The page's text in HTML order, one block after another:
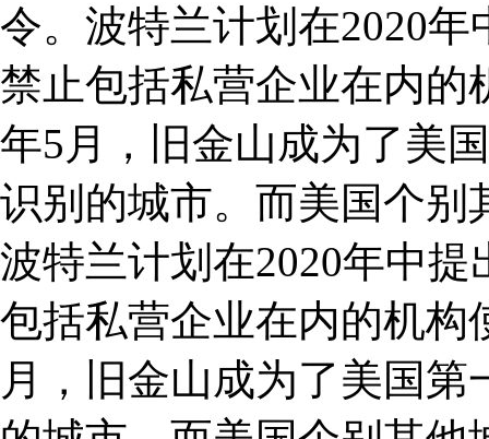
令。波特兰计划在2020
禁止包括私营企业在内的
年5月，旧金山成为了美
识别的城市。而美国个别
波特兰计划在2020年中
包括私营企业在内的机构
月，旧金山成为了美国